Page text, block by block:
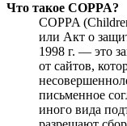
Что такое COPPA?
COPPA
или Акт о
1998 г. — это
от сайтов,
письменное
иного вида